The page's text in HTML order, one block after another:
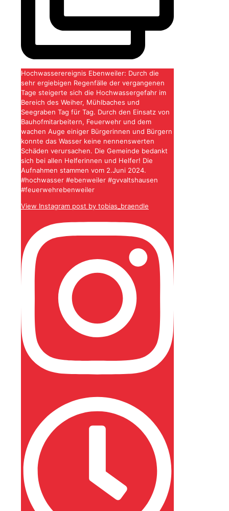
Hochwasserereignis Ebenweiler: Durch die
sehr ergiebigen Regenfälle der vergangenen
Tage steigerte sich die Hochwassergefahr im
Bereich des Weiher, Mühlbaches und
Seegraben Tag für Tag. Durch den Einsatz von
Bauhofmitarbeitern, Feuerwehr und dem
wachen Auge einiger Bürgerinnen und Bürgern
konnte das Wasser keine nennenswerten
Schäden verursachen. Die Gemeinde bedankt
sich bei allen Helferinnen und Helfer! Die
Aufnahmen stammen vom 2.Juni 2024.
#hochwasser #ebenweiler #gvvaltshausen
#feuerwehrebenweiler
View Instagram post by tobias_braendle